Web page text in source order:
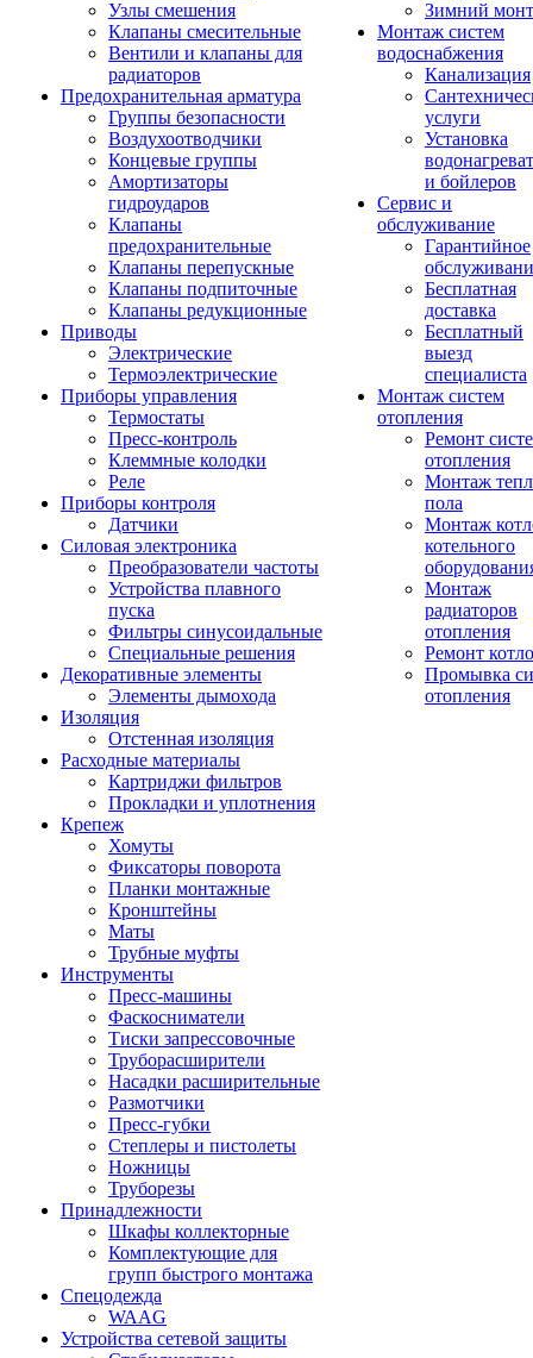
Узлы смешения
Клапаны смесительные
Вентили и клапаны для
радиаторов
Предохранительная арматура
Группы безопасности
Воздухоотводчики
Концевые группы
Амортизаторы
гидроударов
Клапаны
предохранительные
Клапаны перепускные
Клапаны подпиточные
Клапаны редукционные
Приводы
Электрические
Термоэлектрические
Приборы управления
Термостаты
Пресс-контроль
Клеммные колодки
Реле
Приборы контроля
Датчики
Силовая электроника
Преобразователи частоты
Устройства плавного
пуска
Фильтры синусоидальные
Специальные решения
Декоративные элементы
Элементы дымохода
Изоляция
Отстенная изоляция
Расходные материалы
Картриджи фильтров
Прокладки и уплотнения
Крепеж
Хомуты
Фиксаторы поворота
Планки монтажные
Кронштейны
Маты
Трубные муфты
Инструменты
Пресс-машины
Фаскосниматели
Тиски запрессовочные
Труборасширители
Насадки расширительные
Размотчики
Пресс-губки
Степлеры и пистолеты
Ножницы
Труборезы
Принадлежности
Шкафы коллекторные
Комплектующие для
групп быстрого монтажа
Спецодежда
WAAG
Устройства сетевой защиты
Зимний
Монтаж систем
водоснабжения
Канализация
услуги
Установка
и бойлеров
Сервис и
обслуживание
Гарантийное
Бесплатная
доставка
Бесплатный
выезд
специалиста
Монтаж систем
отопления
Ремонт
отопления
Монтаж
пола
Монтаж
котельного
Монтаж
радиаторов
отопления
Ремонт
Промывка
отопления